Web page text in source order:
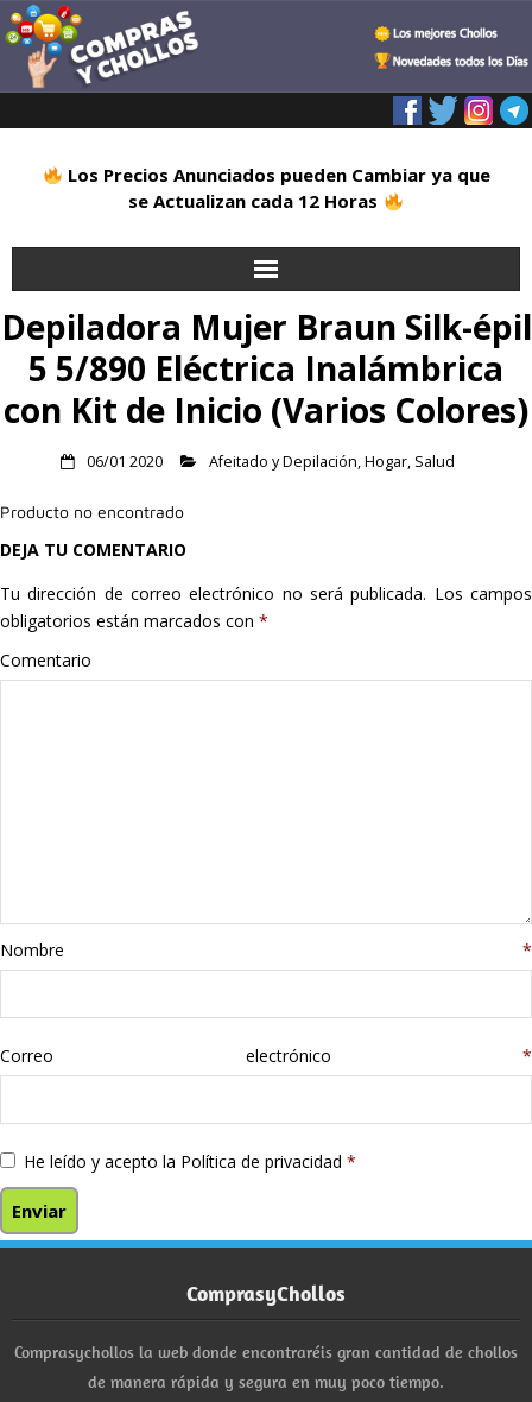
Los Precios Anunciados pueden Cambiar ya que
se Actualizan cada 12 Horas
Inicio
Alimentación
Hogar
Informática
Listas
libros
Depiladora Mujer Braun Silk-épil
5 5/890 Eléctrica Inalámbrica
con Kit de Inicio (Varios Colores)
06/01 2020 Afeitado y Depilación,Hogar, Salud
Producto no encontrado
DEJA TU COMENTARIO
Tu dirección de correo electrónico no será publicada. Los campos
obligatorios están marcados con *
Comentario
Nombre *
Correo electrónico *
He leído y acepto la Política de privacidad *
ComprasyChollos
Comprasychollos la web donde encontraréis gran cantidad de chollos
de manera rápida y segura en muy poco tiempo.